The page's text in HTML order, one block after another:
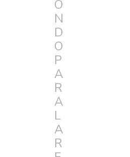
O
N
D
O
P
A
R
A
L
A
R